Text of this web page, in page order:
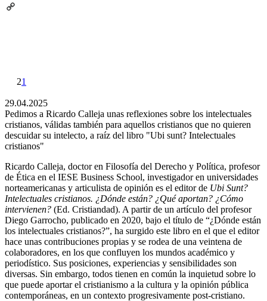
Email
21
29.04.2025
Pedimos a Ricardo Calleja unas reflexiones sobre los intelectuales
cristianos, válidas también para aquellos cristianos que no quieren
descuidar su intelecto, a raíz del libro "Ubi sunt? Intelectuales
cristianos"
Ricardo Calleja, doctor en Filosofía del Derecho y Política, profesor
de Ética en el IESE Business School, investigador en universidades
norteamericanas y articulista de opinión es el editor de Ubi Sunt?
Intelectuales cristianos. ¿Dónde están? ¿Qué aportan? ¿Cómo
intervienen? (Ed. Cristiandad). A partir de un artículo del profesor
Diego Garrocho, publicado en 2020, bajo el título de “¿Dónde están
los intelectuales cristianos?”, ha surgido este libro en el que el editor
hace unas contribuciones propias y se rodea de una veintena de
colaboradores, en los que confluyen los mundos académico y
periodístico. Sus posiciones, experiencias y sensibilidades son
diversas. Sin embargo, todos tienen en común la inquietud sobre lo
que puede aportar el cristianismo a la cultura y la opinión pública
contemporáneas, en un contexto progresivamente post-cristiano.